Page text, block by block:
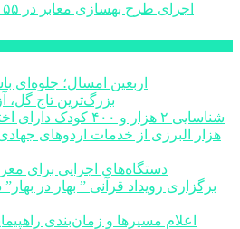
اجرای طرح بهسازی معابر در ۵۵ روستای استان البرز
اربعین امسال؛ جلوه‌ای
بزرگ‌ترین تاج گل،
شناسایی ۲ هزار و ۴۰۰ کودک دارای اختلالات بینایی در البرز
دستگاه‌های اجرایی برای